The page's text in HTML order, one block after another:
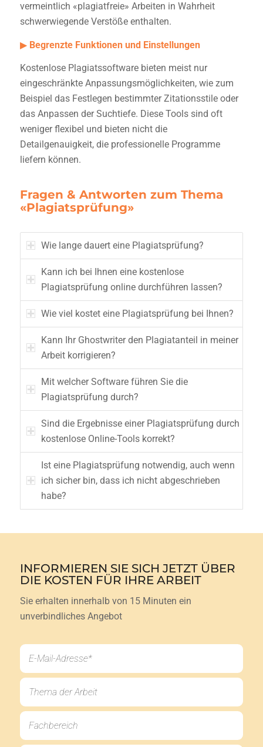
vermeintlich «plagiatfreie» Arbeiten in Wahrheit
schwerwiegende Verstöße enthalten.
▶ Begrenzte Funktionen und Einstellungen
Kostenlose Plagiatssoftware bieten meist nur
eingeschränkte Anpassungsmöglichkeiten, wie zum
Beispiel das Festlegen bestimmter Zitationsstile oder
das Anpassen der Suchtiefe. Diese Tools sind oft
weniger flexibel und bieten nicht die
Detailgenauigkeit, die professionelle Programme
liefern können.
Fragen & Antworten zum Thema
«Plagiatsprüfung»
Wie lange dauert eine Plagiatsprüfung?
Kann ich bei Ihnen eine kostenlose
Plagiatsprüfung online durchführen lassen?
Wie viel kostet eine Plagiatsprüfung bei Ihnen?
Kann Ihr Ghostwriter den Plagiatanteil in meiner
Arbeit korrigieren?
Mit welcher Software führen Sie die
Plagiatsprüfung durch?
Sind die Ergebnisse einer Plagiatsprüfung durch
kostenlose Online-Tools korrekt?
Ist eine Plagiatsprüfung notwendig, auch wenn
ich sicher bin, dass ich nicht abgeschrieben
habe?
INFORMIEREN SIE SICH JETZT ÜBER
DIE KOSTEN FÜR IHRE ARBEIT
Sie erhalten innerhalb von 15 Minuten ein
unverbindliches Angebot